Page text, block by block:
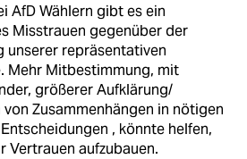
AfD Wählern gibt es ein
Misstrauen gegenüber der
unserer repräsentativen
Mehr Mitbestimmung, mit
größerer Aufklärung/
Zusammenhängen in nötigen
, könnte helfen,
Vertrauen aufzubauen.